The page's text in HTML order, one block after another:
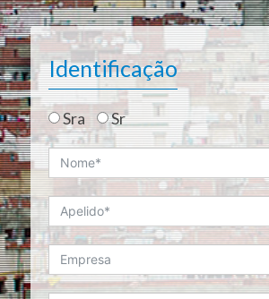
Identificação
Sra Sr